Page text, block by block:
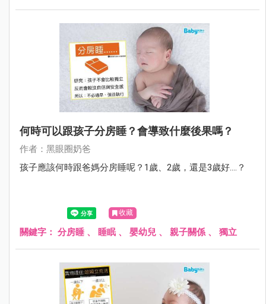
何時可以跟孩子分房睡？會導致什麼後果嗎？
作者：黑眼圈奶爸
孩子應該何時跟爸媽分房睡呢？1歲、2歲，還是3歲好....？
收藏
關鍵字： 分房睡 、 睡眠、 嬰幼兒 、 親子關係 、 獨立